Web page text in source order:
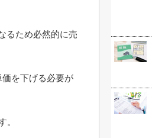
るため必然的に売
を下げる必要が
。